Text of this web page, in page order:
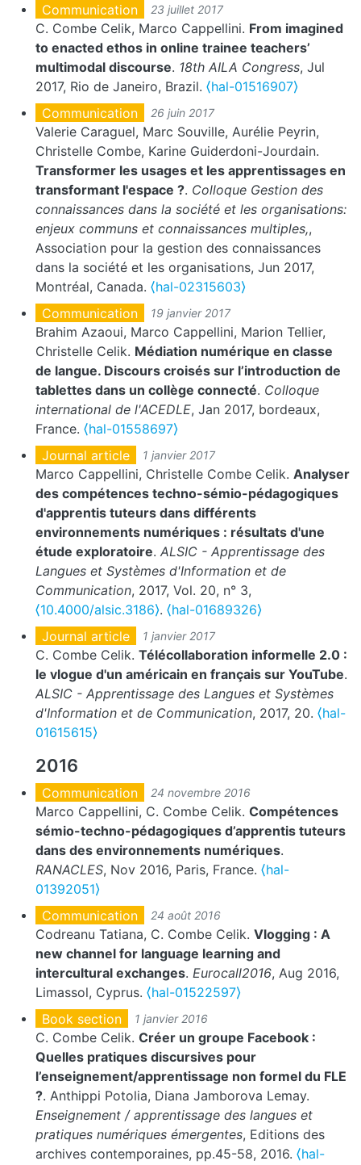
Communication
23 juillet 2017
C. Combe Celik, Marco Cappellini. From imagined
to enacted ethos in online trainee teachers’
multimodal discourse. 18th AILA Congress, Jul
2017, Rio de Janeiro, Brazil. ⟨hal-01516907⟩
Communication
26 juin 2017
Valerie Caraguel, Marc Souville, Aurélie Peyrin,
Christelle Combe, Karine Guiderdoni-Jourdain.
Transformer les usages et les apprentissages en
transformant l'espace ?. Colloque Gestion des
connaissances dans la société et les organisations:
enjeux communs et connaissances multiples,,
Association pour la gestion des connaissances
dans la société et les organisations, Jun 2017,
Montréal, Canada. ⟨hal-02315603⟩
Communication
19 janvier 2017
Brahim Azaoui, Marco Cappellini, Marion Tellier,
Christelle Celik. Médiation numérique en classe
de langue. Discours croisés sur l’introduction de
tablettes dans un collège connecté. Colloque
international de l'ACEDLE, Jan 2017, bordeaux,
France. ⟨hal-01558697⟩
Journal article
1 janvier 2017
Marco Cappellini, Christelle Combe Celik. Analyser
des compétences techno-sémio-pédagogiques
d'apprentis tuteurs dans différents
environnements numériques : résultats d'une
étude exploratoire. ALSIC - Apprentissage des
Langues et Systèmes d'Information et de
Communication, 2017, Vol. 20, n° 3,
⟨10.4000/alsic.3186⟩. ⟨hal-01689326⟩
Journal article
1 janvier 2017
C. Combe Celik. Télécollaboration informelle 2.0 :
le vlogue d'un américain en français sur YouTube.
ALSIC - Apprentissage des Langues et Systèmes
d'Information et de Communication, 2017, 20. ⟨hal-
01615615⟩
2016
Communication 24 novembre 2016
Marco Cappellini, C. Combe Celik. Compétences
sémio-techno-pédagogiques d’apprentis tuteurs
dans des environnements numériques.
RANACLES, Nov 2016, Paris, France. ⟨hal-
01392051⟩
Communication
24 août 2016
Codreanu Tatiana, C. Combe Celik. Vlogging : A
new channel for language learning and
intercultural exchanges. Eurocall2016, Aug 2016,
Limassol, Cyprus. ⟨hal-01522597⟩
Book section
1 janvier 2016
C. Combe Celik. Créer un groupe Facebook :
Quelles pratiques discursives pour
l’enseignement/apprentissage non formel du FLE
?. Anthippi Potolia, Diana Jamborova Lemay.
Enseignement / apprentissage des langues et
pratiques numériques émergentes, Editions des
archives contemporaines, pp.45-58, 2016. ⟨hal-